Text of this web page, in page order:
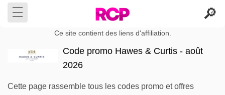
Ce site contient des liens d'affiliation.
Code promo Hawes & Curtis - août
2026
Cette page rassemble tous les codes promo et offres